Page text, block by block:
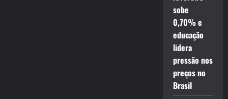
sobe
0,70% e
educação
lidera
pressão nos
preços no
Brasil